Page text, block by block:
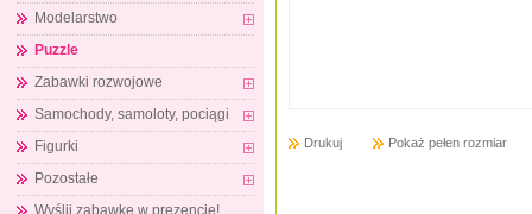
Modelarstwo
Puzzle
Zabawki rozwojowe
Samochody, samoloty, pociągi
Figurki
Pozostałe
Wyślij zabawkę w prezencie!
Drukuj Pokaż pełen rozmiar